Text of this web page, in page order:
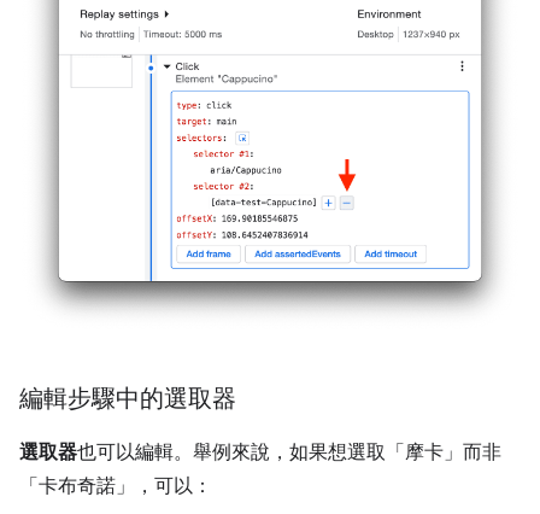
編輯步驟中的選取器
選取器也可以編輯。舉例來說，如果想選取「摩卡」 而非
「卡布奇諾」
，可以：